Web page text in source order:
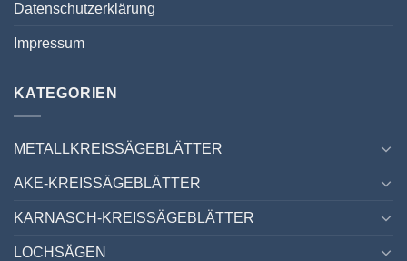
Datenschutzerklärung
Impressum
KATEGORIEN
METALLKREISSÄGEBLÄTTER
AKE-KREISSÄGEBLÄTTER
KARNASCH-KREISSÄGEBLÄTTER
LOCHSÄGEN